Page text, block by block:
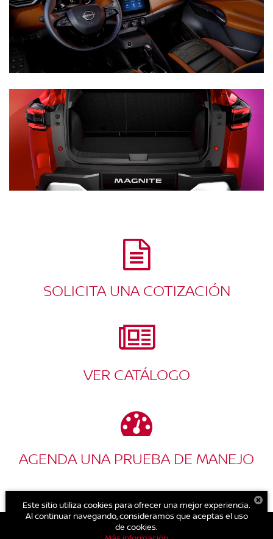
SOLICITA UNA COTIZACIÓN
VER CATÁLOGO
AGENDA UNA PRUEBA DE MANEJO
Este sitio utiliza cookies para ofrecer una mejor experiencia.
Al continuar navegando, consideramos que aceptas el uso
de cookies.